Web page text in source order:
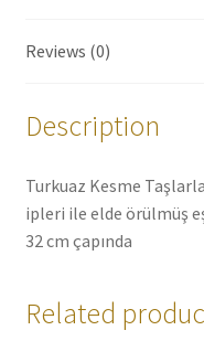
Reviews (0)
Description
Turkuaz Kesme
ipleri ile elde örülmüş
32 cm çapında
Related